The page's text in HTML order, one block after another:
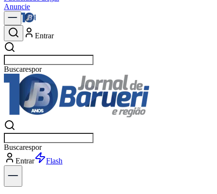
Anuncie
Entrar
Buscarnot
Buscarnot
Entrar
Explorar